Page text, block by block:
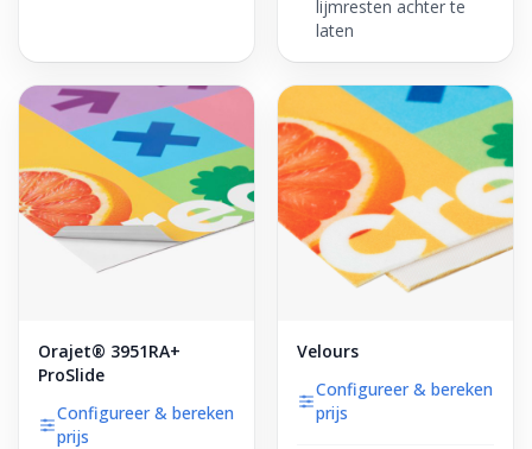
lijmresten achter te
laten
Orajet® 3951RA+
ProSlide
Configureer & bereken
prijs
Velours
Configureer & bereken
prijs